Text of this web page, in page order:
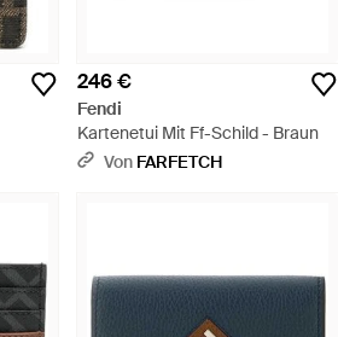
246 €
Fendi
Kartenetui Mit Ff-Schild - Braun
Von FARFETCH